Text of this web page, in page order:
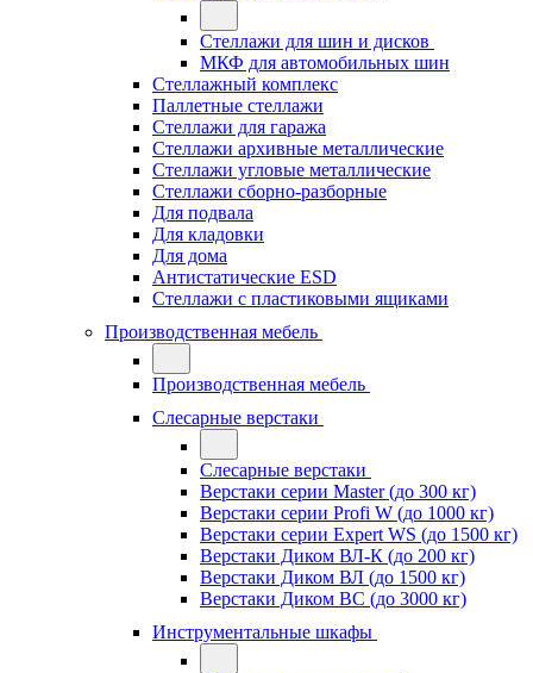
Стеллажи для шин и дисков
МКФ для автомобильных шин
Стеллажный комплекс
Паллетные стеллажи
Стеллажи для гаража
Стеллажи архивные металлические
Стеллажи угловые металлические
Стеллажи сборно-разборные
Для подвала
Для кладовки
Для дома
Антистатические ESD
Стеллажи с пластиковыми ящиками
Производственная мебель
Производственная мебель
Слесарные верстаки
Слесарные верстаки
Верстаки серии Master (до 300 кг)
Верстаки серии Profi W (до 1000 кг)
Верстаки серии Expert WS (до 1500 кг)
Верстаки Диком ВЛ-К (до 200 кг)
Верстаки Диком ВЛ (до 1500 кг)
Верстаки Диком ВС (до 3000 кг)
Инструментальные шкафы